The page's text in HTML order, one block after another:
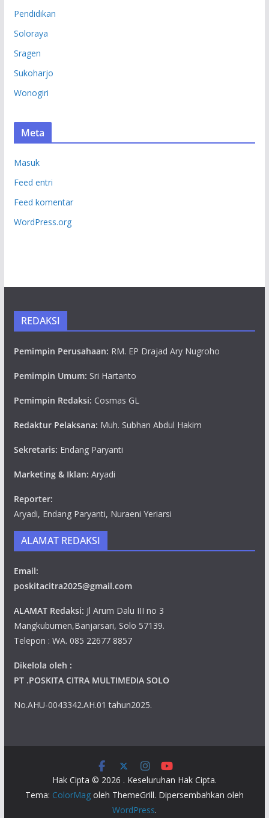
Pendidikan
Soloraya
Sragen
Sukoharjo
Wonogiri
Meta
Masuk
Feed entri
Feed komentar
WordPress.org
REDAKSI
Pemimpin Perusahaan: RM. EP Drajad Ary Nugroho
Pemimpin Umum: Sri Hartanto
Pemimpin Redaksi: Cosmas GL
Redaktur Pelaksana: Muh. Subhan Abdul Hakim
Sekretaris: Endang Paryanti
Marketing & Iklan: Aryadi
Reporter:
Aryadi, Endang Paryanti, Nuraeni Yeriarsi
ALAMAT REDAKSI
Email:
poskitacitra2025@gmail.com
ALAMAT Redaksi: Jl Arum Dalu III no 3
Mangkubumen,Banjarsari, Solo 57139.
Telepon : WA. 085 22677 8857
Dikelola oleh :
PT .POSKITA CITRA MULTIMEDIA SOLO
No.AHU-0043342.AH.01 tahun2025.
Hak Cipta © 2026 . Keseluruhan Hak Cipta.
Tema: ColorMagoleh ThemeGrill. Dipersembahkan oleh
WordPress.